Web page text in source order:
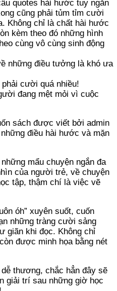
quotes hài hước tuy ngắn
cũng phải tủm tỉm cười
Không chỉ là chất hài hước
kèm theo đó những hình
cùng vô cùng sinh động
những điều tưởng là khó ưa
cười quá nhiều!
đang mệt mỏi vì cuộc
sách được viết bởi admin
điều hài hước và mặn
mẩu chuyện ngắn đa
của người trẻ, về chuyện
tập, thậm chí là việc vẽ
óh” xuyên suốt, cuốn
những tràng cười sảng
giãn khi đọc. Không chỉ
được minh họa bằng nét
thương, chắc hẳn đây sẽ
giải trí sau những giờ học